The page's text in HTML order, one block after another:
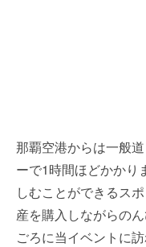
那覇空港からは一般
ーで1時間ほどかかり
しむことができるス
産を購入しながらの
ごろに当イベントに